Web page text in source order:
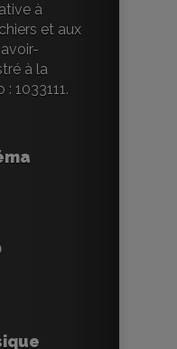
à
et aux
à la
1033111.